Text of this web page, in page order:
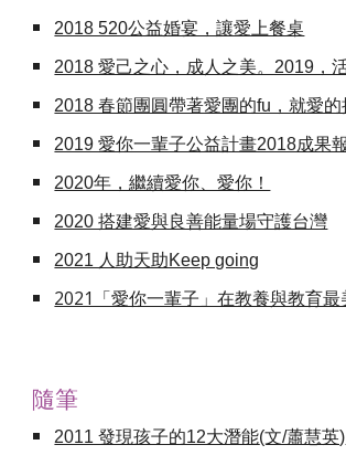
2018 520公益婚宴，讓愛上餐桌
2018 愛己之心，成人之美。2019，
2018 春節團圓帶著愛團的fu，就愛的
2019 愛你一輩子公益計畫2018成果
2020年，繼續愛你、愛你！
2020 搭建愛與良善能量場守護台灣
2021 人助天助Keep going
2021「愛你一輩子」在教養與教育最
隨筆
2011 發現孩子的12大潛能(文/蕭慧英)